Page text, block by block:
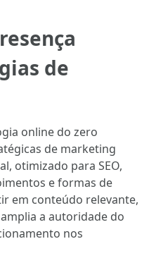
de
online do zero
de marketing
otimizado para SEO,
e formas de
em conteúdo relevante,
a autoridade do
nos